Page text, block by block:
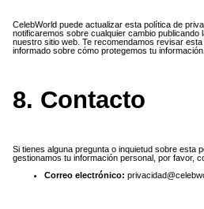
CelebWorld puede actualizar esta política de
notificaremos sobre cualquier cambio publicando
nuestro sitio web. Te recomendamos revisar
informado sobre cómo protegemos tu información.
8. Contacto
Si tienes alguna pregunta o inquietud sobre esta
gestionamos tu información personal, por favor,
Correo electrónico: